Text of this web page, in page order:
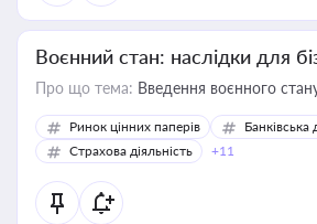
Воєнний стан: наслідки для
Про що тема: Введення воєнного
Ринок цінних паперів
Банківська
Страхова діяльність
+11